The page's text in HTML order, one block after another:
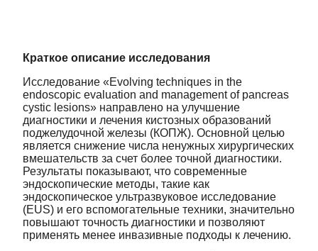
Краткое описание исследования
Исследование «Evolving techniques in the
endoscopic evaluation and management of pancreas
cystic lesions» направлено на улучшение
диагностики и лечения кистозных образований
поджелудочной железы (КОПЖ). Основной целью
является снижение числа ненужных хирургических
вмешательств за счет более точной диагностики.
Результаты показывают, что современные
эндоскопические методы, такие как
эндоскопическое ультразвуковое исследование
(EUS) и его вспомогательные техники, значительно
повышают точность диагностики и позволяют
применять менее инвазивные подходы к лечению.